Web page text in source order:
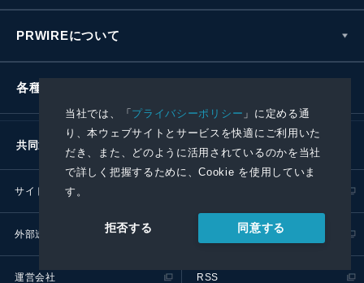
当社では、「プライバシーポリシー 」に定める通
り、本ウェブサイトとサービスを快適にご利用いた
だき、また、どのように活用されているのかを当社
で詳しく把握するために、Cookie を使用していま
す。
拒否する 同意する
PRWIREについて
各種お問い合わせ
共同通信社グループ
サイトポリシー
外部送信ポリシー プレスリリース取扱基準
運営会社 RSS